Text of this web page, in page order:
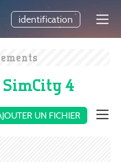
identification
SimCity 4
UN FICHIER